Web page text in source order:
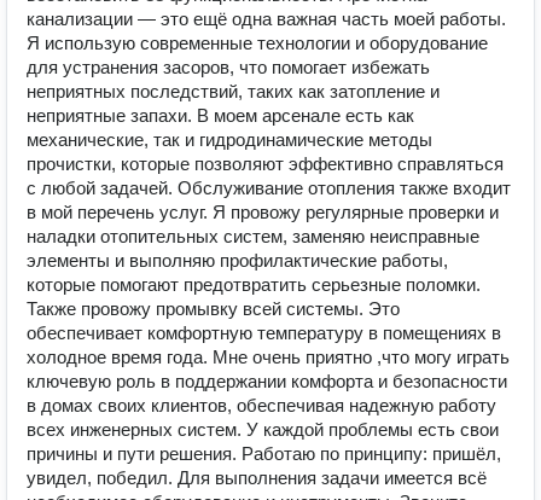
канализации — это ещё одна важная часть моей работы.
Я использую современные технологии и оборудование
для устранения засоров, что помогает избежать
неприятных последствий, таких как затопление и
неприятные запахи. В моем арсенале есть как
механические, так и гидродинамические методы
прочистки, которые позволяют эффективно справляться
с любой задачей. Обслуживание отопления также входит
в мой перечень услуг. Я провожу регулярные проверки и
наладки отопительных систем, заменяю неисправные
элементы и выполняю профилактические работы,
которые помогают предотвратить серьезные поломки.
Также провожу промывку всей системы. Это
обеспечивает комфортную температуру в помещениях в
холодное время года. Мне очень приятно ,что могу играть
ключевую роль в поддержании комфорта и безопасности
в домах своих клиентов, обеспечивая надежную работу
всех инженерных систем. У каждой проблемы есть свои
причины и пути решения. Работаю по принципу: пришёл,
увидел, победил. Для выполнения задачи имеется всё